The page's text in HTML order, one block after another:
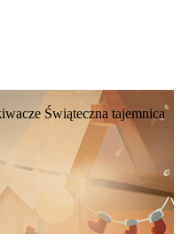
Świąteczna tajemnica